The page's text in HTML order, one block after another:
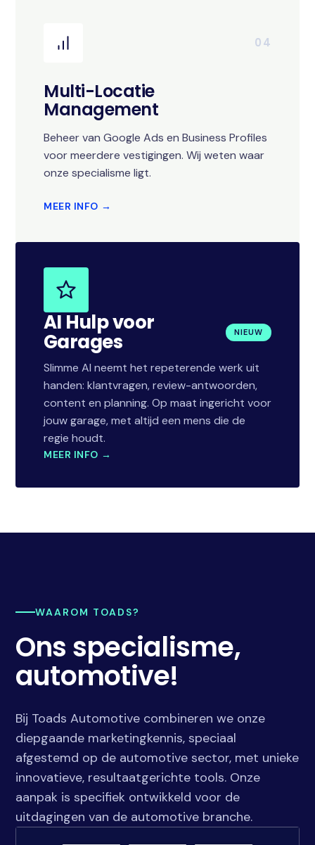
04
Multi-Locatie
Management
Beheer van Google Ads en Business Profiles
voor meerdere vestigingen. Wij weten waar
onze specialisme ligt.
MEER INFO →
AI Hulp voor
Garages NIEUW
Slimme AI neemt het repeterende werk uit
handen: klantvragen, review-antwoorden,
content en planning. Op maat ingericht voor
jouw garage, met altijd een mens die de
regie houdt.
MEER INFO →
WAAROM TOADS?
Ons specialisme,
automotive!
Bij Toads Automotive combineren we onze
diepgaande marketingkennis, speciaal
afgestemd op de automotive sector, met unieke
innovatieve, resultaatgerichte tools. Onze
aanpak is specifiek ontwikkeld voor de
uitdagingen van de automotive branche.